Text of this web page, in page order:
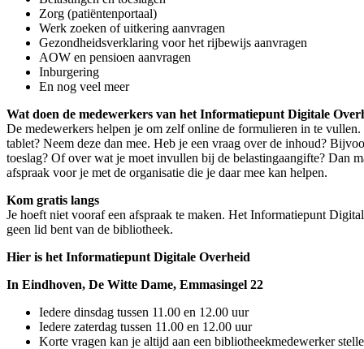
Zorg (patiëntenportaal)
Werk zoeken of uitkering aanvragen
Gezondheidsverklaring voor het rijbewijs aanvragen
AOW en pensioen aanvragen
Inburgering
En nog veel meer
Wat doen de medewerkers van het Informatiepunt Digitale
De medewerkers helpen je om zelf online de formulieren in te
tablet? Neem deze dan mee. Heb je een vraag over de inhoud?
toeslag? Of over wat je moet invullen bij de belastingaangifte? Dan
afspraak voor je met de organisatie die je daar mee kan helpen.
Kom gratis langs
Je hoeft niet vooraf een afspraak te maken. Het Informatiepunt
geen lid bent van de bibliotheek.
Hier is het Informatiepunt Digitale Overheid
In Eindhoven, De Witte Dame, Emmasingel 22
Iedere dinsdag tussen 11.00 en 12.00 uur
Iedere zaterdag tussen 11.00 en 12.00 uur
Korte vragen kan je altijd aan een bibliotheekmedewerker